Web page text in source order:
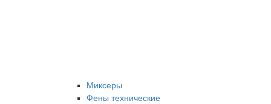
Миксеры
Фены технические